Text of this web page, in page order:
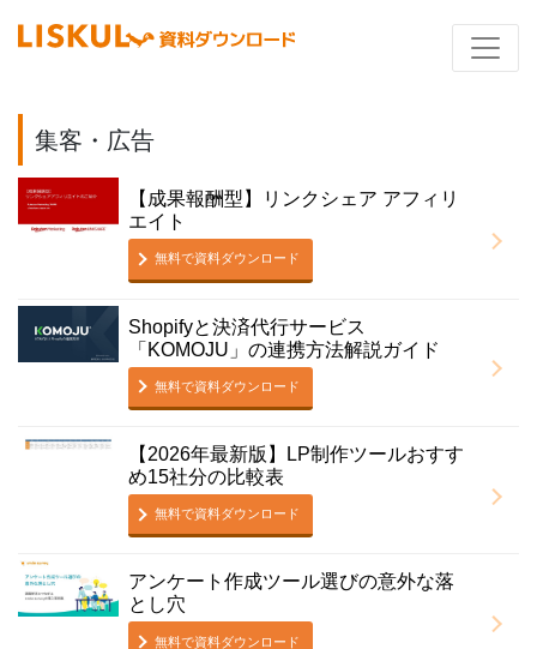
集客・広告
【成果報酬型】リンクシェア アフィリ
エイト
無料で資料ダウンロード
Shopifyと決済代行サービス
「KOMOJU」の連携方法解説ガイド
無料で資料ダウンロード
【2026年最新版】LP制作ツールおすす
め15社分の比較表
無料で資料ダウンロード
アンケート作成ツール選びの意外な落
とし穴
無料で資料ダウンロード